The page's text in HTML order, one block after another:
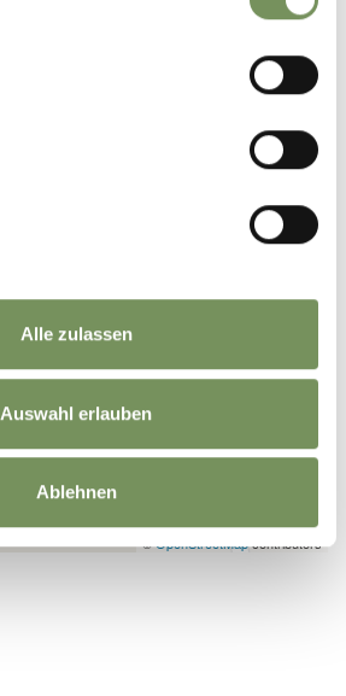
Alle zulassen
Auswahl erlauben
Ablehnen
©OpenStreetMapcontributors